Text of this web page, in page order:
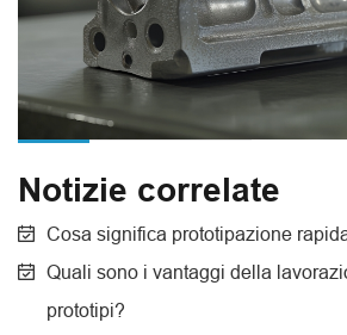
Notizie correlate
Cosa significa prototipazione
Quali sono i vantaggi della
prototipi?